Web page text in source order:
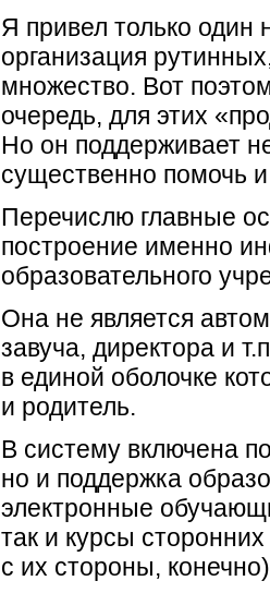
Я привел только один
организация
множество. Вот
очередь, для этих
Но он поддерживает
существенно помочь
Перечислю главные
построение именно
образовательного
Она не является
завуча, директора и
в единой оболочке
и родитель.
В систему включена
но и поддержка
электронные
так и курсы
с их стороны,